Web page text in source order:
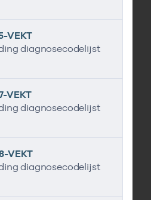
VEKT
diagnosecodelijst
VEKT
diagnosecodelijst
VEKT
diagnosecodelijst